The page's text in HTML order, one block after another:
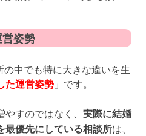
姿勢
の中でも特に大きな違いを生
た運営姿勢 」です。
すのではなく、 実際に結婚
最優先にしている相談所は、